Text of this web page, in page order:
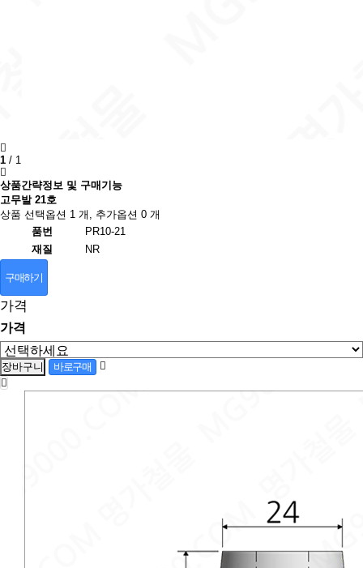
1 / 1
상품간략정보 및 구매기능
고무발 21호
상품 선택옵션 1 개, 추가옵션 0 개
품번
PR10-21
재질
NR
구매하기
가격
가격